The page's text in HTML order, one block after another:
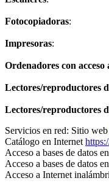
Fotocopiadoras:
Impresoras:
Ordenadores con acceso
Lectores/reproductores
Lectores/reproductores
Servicios en red: Sitio web
Catálogo en Internet
Acceso a bases de datos
Acceso a bases de datos
Acceso a Internet